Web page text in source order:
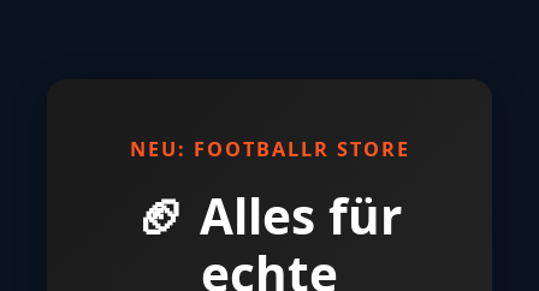
NEU: FOOTBALLR STORE
🏈 Alles für
echte